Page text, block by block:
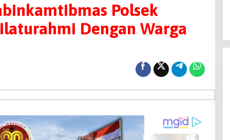
Polsek
Dengan Warga